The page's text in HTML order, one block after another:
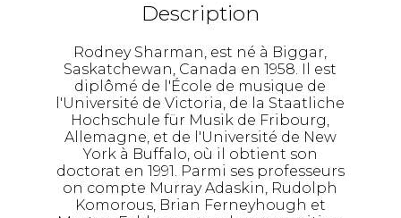
Description
Rodney Sharman, est né à Biggar,
Saskatchewan, Canada en 1958. Il est
diplômé de l'École de musique de
l'Université de Victoria, de la Staatliche
Hochschule für Musik de Fribourg,
Allemagne, et de l'Université de New
York à Buffalo, où il obtient son
doctorat en 1991. Parmi ses professeurs
on compte Murray Adaskin, Rudolph
Komorous, Brian Ferneyhough et